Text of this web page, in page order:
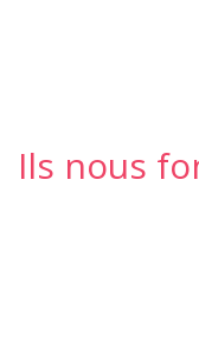
Ils nous